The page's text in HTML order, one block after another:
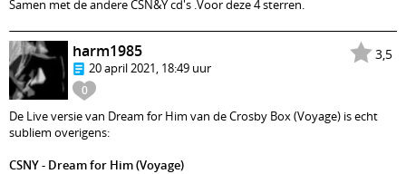
Samen met de andere CSN&Y cd's .Voor deze 4 sterren.
3,5
0
harm1985
20 april 2021, 18:49 uur
De Live versie van Dream for Him van de Crosby Box (Voyage) is echt
subliem overigens:
CSNY - Dream for Him (Voyage)